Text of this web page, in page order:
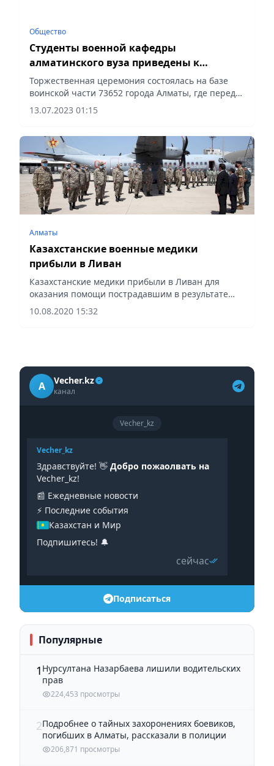
Общество
Студенты военной кафедры
алматинского вуза приведены к
военной присяге
Торжественная церемония состоялась на базе
воинской части 73652 города Алматы, где перед
присягой студенты Международного
университета информационных технологий
13.07.2023 01:15
Алматы
Казахстанские военные медики
прибыли в Ливан
Казахстанские медики прибыли в Ливан для
оказания помощи пострадавшим в результате
взрыва в порту Бейрута.
10.08.2020 15:32
A Vecher.kz
канал
Vecher_kz
Vecher_kz
Здравствуйте! 👋 Добро пожаолвать на
Vecher_kz!
📰 Ежедневные новости
⚡️ Последние события
Казахстан и Мир
Подпишитесь! 🔔
сейчас
Подписаться
Популярные
1 Нурсултана Назарбаева лишили водительских
прав
224,453 просмотры
2Подробнее о тайных захоронениях боевиков,
погибших в Алматы, рассказали в полиции
206,871 просмотры